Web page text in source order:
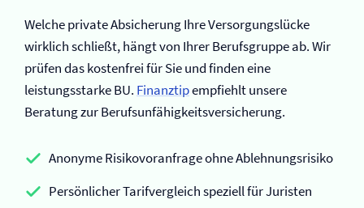
Welche private Absicherung Ihre Versorgungslücke
wirklich schließt, hängt von Ihrer Berufsgruppe ab. Wir
prüfen das kostenfrei für Sie und finden eine
leistungsstarke BU. Finanztipempfiehlt unsere
Beratung zur Berufs­unfähigkeits­versicherung.
Anonyme Risikovoranfrage ohne Ablehnungsrisiko
Persönlicher Tarifvergleich speziell für Juristen